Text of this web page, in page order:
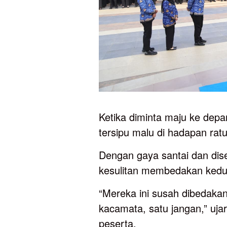
Ketika diminta maju ke
tersipu malu di hadapan
Dengan gaya santai dan
kesulitan membedakan
“Mereka ini susah
kacamata, satu jangan,”
peserta.